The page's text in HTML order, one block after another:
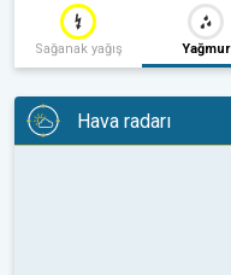
Sağanak yağış Yağmur
Hava radarı